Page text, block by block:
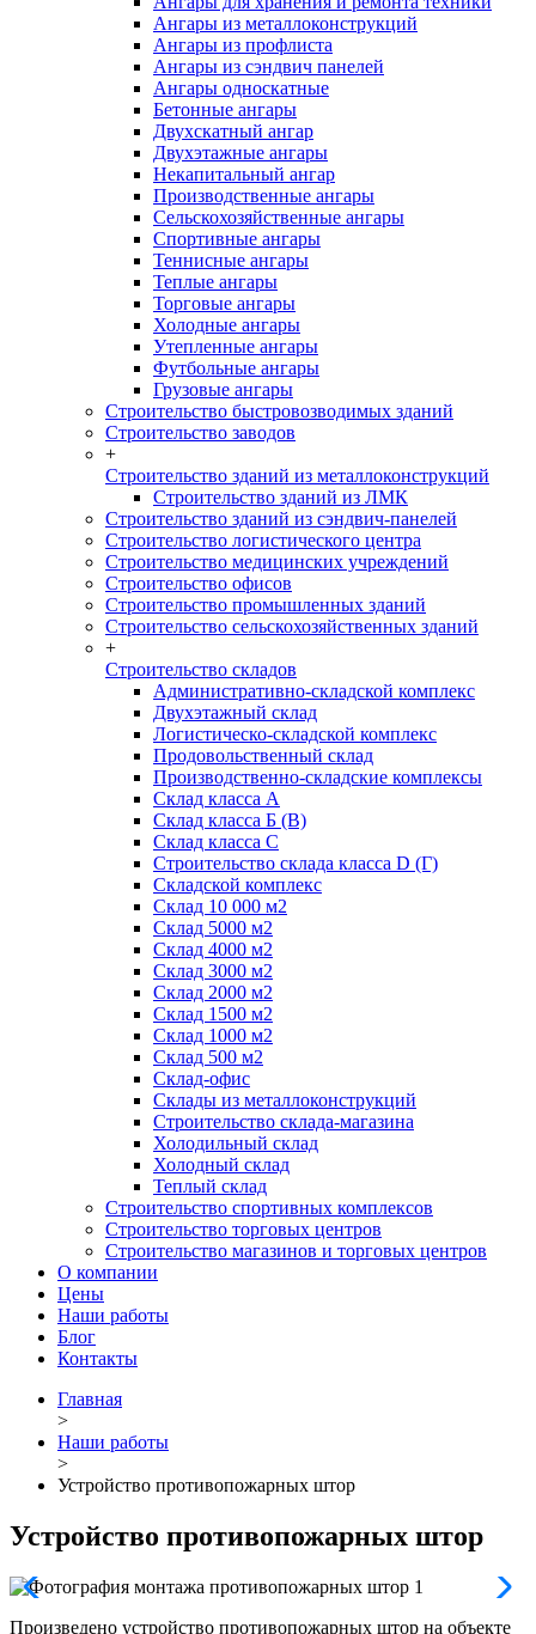
Ангары из металлоконструкций
Ангары из профлиста
Ангары из сэндвич панелей
Ангары односкатные
Бетонные ангары
Двухскатный ангар
Двухэтажные ангары
Некапитальный ангар
Производственные ангары
Сельскохозяйственные ангары
Спортивные ангары
Теннисные ангары
Теплые ангары
Торговые ангары
Холодные ангары
Утепленные ангары
Футбольные ангары
Грузовые ангары
Строительство быстровозводимых зданий
Строительство заводов
+
Строительство зданий из металлоконструкций
Строительство зданий из ЛМК
Строительство зданий из сэндвич-панелей
Строительство логистического центра
Строительство медицинских учреждений
Строительство офисов
Строительство промышленных зданий
Строительство сельскохозяйственных зданий
+
Строительство складов
Административно-складской комплекс
Двухэтажный склад
Логистическо-складской комплекс
Продовольственный склад
Производственно-складские комплексы
Склад класса А
Склад класса Б (B)
Склад класса С
Строительство склада класса D (Г)
Складской комплекс
Склад 10 000 м2
Склад 5000 м2
Склад 4000 м2
Склад 3000 м2
Склад 2000 м2
Склад 1500 м2
Склад 1000 м2
Склад 500 м2
Склад-офис
Склады из металлоконструкций
Строительство склада-магазина
Холодильный склад
Холодный склад
Теплый склад
Строительство спортивных комплексов
Строительство торговых центров
Строительство магазинов и торговых центров
О компании
Цены
Наши работы
Блог
Контакты
Главная
>
Наши работы
>
Устройство противопожарных штор
Устройство противопожарных штор
Произведено устройство противопожарных штор на объекте